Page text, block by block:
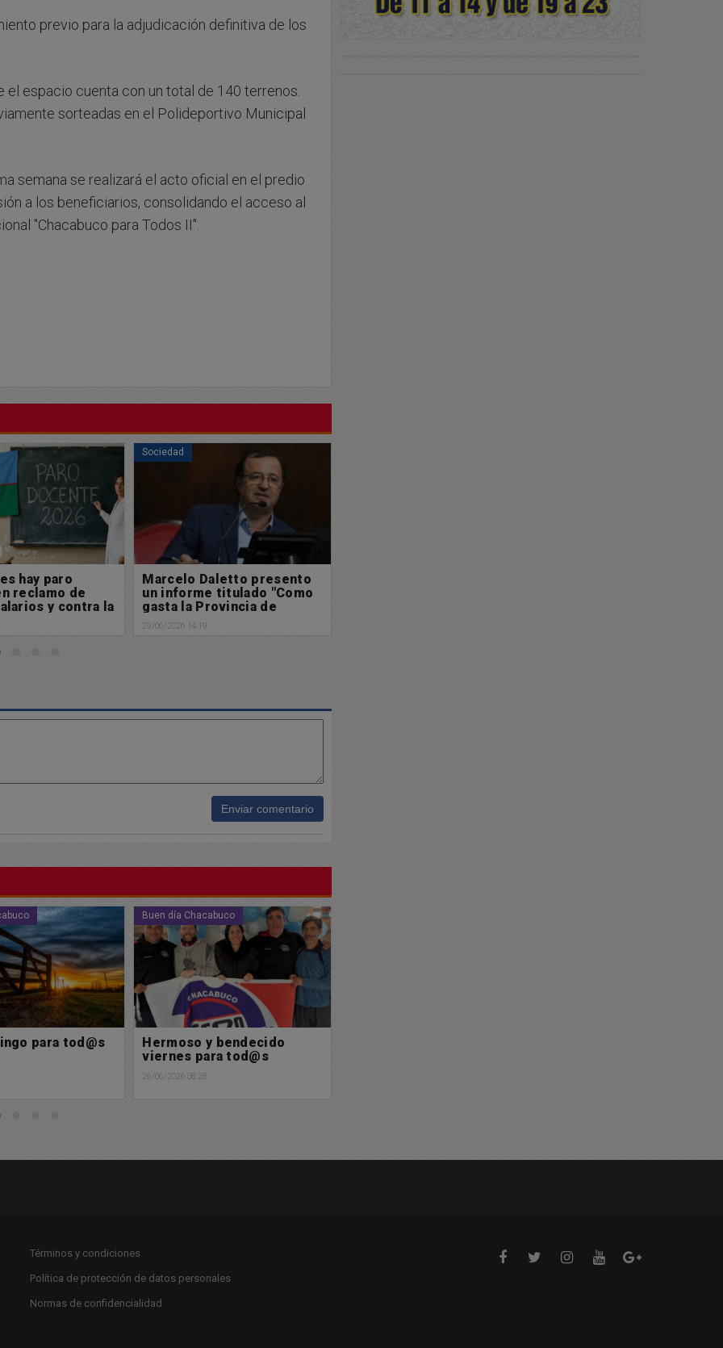
previo para la adjudicación definitiva de los
espacio cuenta con un total de 140 terrenos.
sorteadas en el Polideportivo Municipal
semana se realizará el acto oficial en el predio
a los beneficiarios, consolidando el acceso al
"Chacabuco para Todos II".
presento
titulado "Como
de
Sociedad
Continúan los trabajos de
pavimentación en calle
Santiago del Estero
29/06/2026 11:09
Enviar comentario
bendecido
tod@s
Policiales
Nuevo accidente de
transito en Chacabuco
25/06/2026 20:41
Términos y condiciones
Política de protección de datos personales
Normas de confidencialidad